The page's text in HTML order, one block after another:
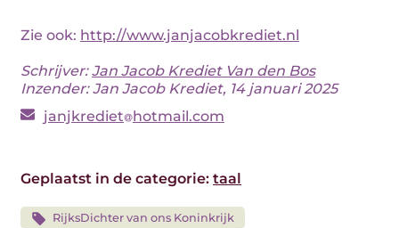
Zie ook: http://www.janjacobkrediet.nl
Schrijver:Jan Jacob Krediet Van den Bos
Inzender: Jan Jacob Krediet, 14 januari 2025
janjkrediet hotmail.com
Geplaatst in de categorie: taal
RijksDichter van ons Koninkrijk